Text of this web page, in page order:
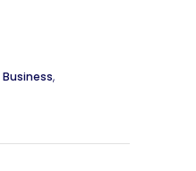
Business,